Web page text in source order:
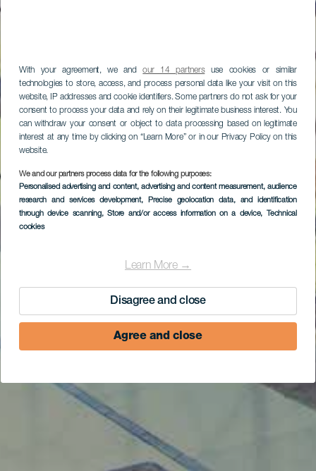
With your agreement, we andour 14 partnersuse cookies or similar
technologies to store, access, and process personal data like your visit on this
website, IP addresses and cookie identifiers. Some partners do not ask for your
consent to process your data and rely on their legitimate business interest. You
can withdraw your consent or object to data processing based on legitimate
interest at any time by clicking on “Learn More” or in our Privacy Policy on this
website.
We and our partners process data for the following purposes:
Personalised advertising and content, advertising and content measurement, audience
research and services development, Precise geolocation data, and identification
through device scanning, Store and/or access information on a device, Technical
cookies
Learn More →
Disagree and close
Agree and close